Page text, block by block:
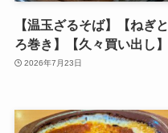
【温玉ざるそば】【ねぎと
ろ巻き】【久々買い出し】
2026年7月23日